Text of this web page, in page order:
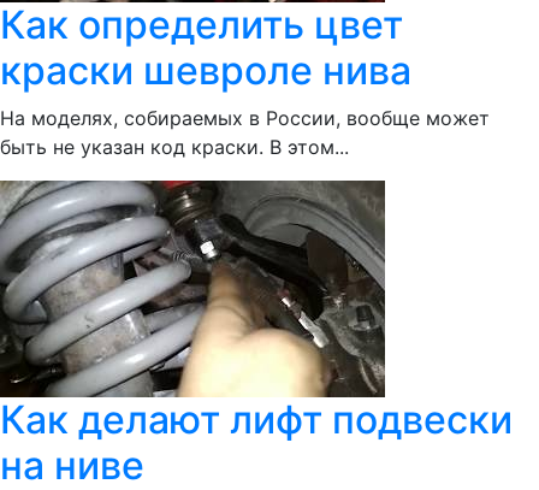
Как определить цвет
краски шевроле нива
На моделях, собираемых в России, вообще может
быть не указан код краски. В этом...
Как делают лифт подвески
на ниве